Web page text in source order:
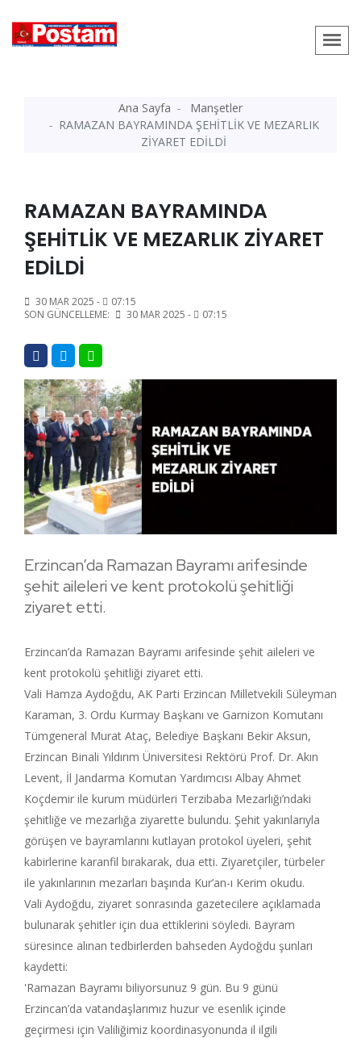
Ana Sayfa
Manşetler
RAMAZAN BAYRAMINDA ŞEHİTLİK VE MEZARLIK
ZİYARET EDİLDİ
RAMAZAN BAYRAMINDA
ŞEHİTLİK VE MEZARLIK ZİYARET
EDİLDİ
30 MAR 2025 -
07:15
SON GÜNCELLEME:
30 MAR 2025 - 07:15
Erzincan’da Ramazan Bayramı arifesinde
şehit aileleri ve kent protokolü şehitliği
ziyaret etti.
Erzincan’da Ramazan Bayramı arifesinde şehit aileleri ve
kent protokolü şehitliği ziyaret etti.
Vali Hamza Aydoğdu, AK Parti Erzincan Milletvekili Süleyman
Karaman, 3. Ordu Kurmay Başkanı ve Garnizon Komutanı
Tümgeneral Murat Ataç, Belediye Başkanı Bekir Aksun,
Erzincan Binali Yıldırım Üniversitesi Rektörü Prof. Dr. Akın
Levent, İl Jandarma Komutan Yardımcısı Albay Ahmet
Koçdemir ile kurum müdürleri Terzibaba Mezarlığı’ndaki
şehitliğe ve mezarlığa ziyarette bulundu. Şehit yakınlarıyla
görüşen ve bayramlarını kutlayan protokol üyeleri, şehit
kabirlerine karanfil bırakarak, dua etti. Ziyaretçiler, türbeler
ile yakınlarının mezarları başında Kur’an-ı Kerim okudu.
Vali Aydoğdu, ziyaret sonrasında gazetecilere açıklamada
bulunarak şehitler için dua ettiklerini söyledi. Bayram
süresince alınan tedbirlerden bahseden Aydoğdu şunları
kaydetti:
'Ramazan Bayramı biliyorsunuz 9 gün. Bu 9 günü
Erzincan’da vatandaşlarımız huzur ve esenlik içinde
geçirmesi için Valiliğimiz koordinasyonunda il ilgili